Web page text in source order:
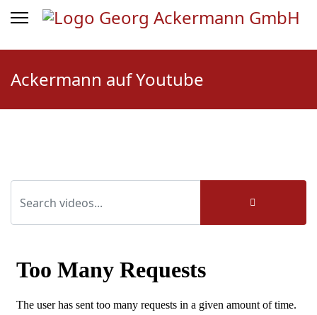
Ackermann auf Youtube